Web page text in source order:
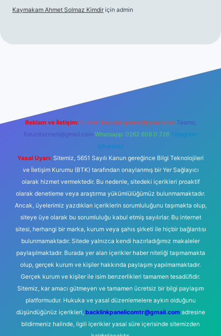
Kaymakam Ahmet Solmaz Kimdir için admin
Reklam ve İletişim: E-mail: backlinkpaneli@gmail.com Teams:
forumhizmeti@gmail.com Whatsapp: 0262 606 0 726 Telegram:
@karabul
Yasal Uyarı: Sitemiz, 5651 Sayılı Kanun gereğince Bilgi Teknolojileri
ve İletişim Kurumu (BTK) tarafından onaylanmış bir Yer Sağlayıcı
olarak hizmet vermektedir. Bu nedenle, sitedeki içerikleri proaktif
olarak denetleme veya araştırma yükümlülüğümüz bulunmamaktadır.
Ancak, üyelerimiz yazdıkları içeriklerin sorumluluğunu taşımakta olup,
siteye üye olarak bu sorumluluğu kabul etmiş sayılırlar. Bu internet
sitesi, herhangi bir marka, kurum veya şahıs şirketi ile hiçbir bağlantısı
bulunmamaktadır. Sitede yalnızca kendi hazırladığımız makaleler
paylaşılmaktadır. Burada yer alan içerikler haber niteliği taşımamakta
olup, gerçek kurum ve kişiler hakkında paylaşım yapılmamaktadır.
Gerçek kurum ve kişiler ile isim benzerlikleri tamamen tesadüfidir.
Sitemiz, kar amacı gütmeyen ve tamamen ücretsiz bir bilgi paylaşım
platformudur. Hukuka ve yasal düzenlemelere aykırı olduğunu
düşündüğünüz içerikleri, backlinkpanelicomtr@gmail.comadresine
bildirmeniz halinde, ilgili içerikler yasal süre içerisinde sitemizden